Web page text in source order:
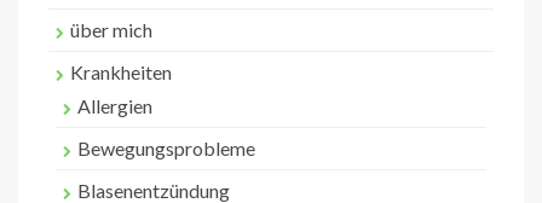
über mich
Krankheiten
Allergien
Bewegungsprobleme
Blasenentzündung